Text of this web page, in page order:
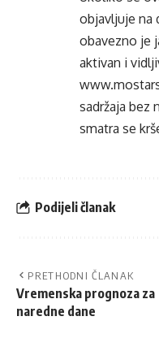
objavljuje na
obavezno je
aktivan i
sadržaja bez
smatra se
Podijeli članak
PRETHODNI ČLANAK
Vremenska prognoza za
naredne dane